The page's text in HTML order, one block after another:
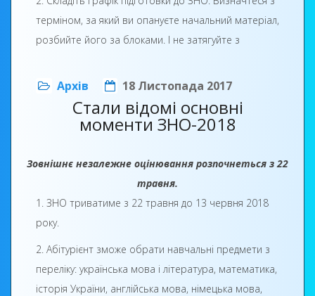
терміном, за який ви опануєте начальний матеріал,
розбийте його за блоками. І не затягуйте з
силах.
3. Ознайомтесь з програмою ЗНО. Ні для кого не
секрет, що шкільна програма ширша за програму
тесту.
4. Після цього починайте підготовку. Це найважча
частина для успішного складання тесту, бо «корені
науки гіркі, а плоди – солодкі», тому починайте
працювати, якщо очікуєте на позитивний
результат.
Архів 18 Листопада 2017
Стали відомі основні
моменти ЗНО-2018
Зовнішнє незалежне оцінювання розпочнеться з 22
травня.
1. ЗНО триватиме з 22 травня до 13 червня 2018
року.
2. Абітурієнт зможе обрати навчальні предмети з
переліку: українська мова і література, математика,
історія України, англійська мова, німецька мова,